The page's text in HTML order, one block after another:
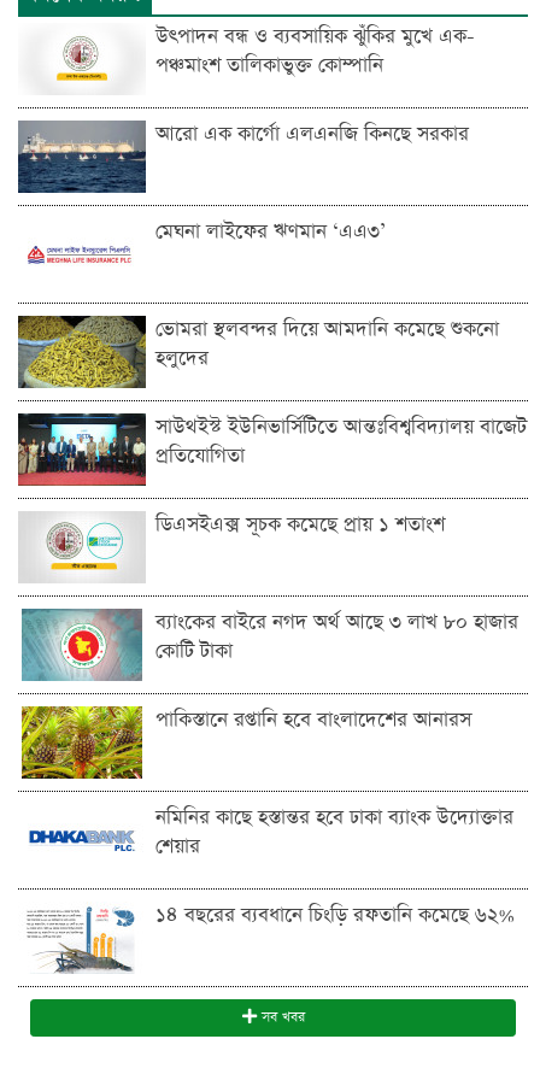
উৎপাদন বন্ধ ও ব্যবসায়িক ঝুঁকির মুখে এক-
পঞ্চমাংশ তালিকাভুক্ত কোম্পানি
আরো এক কার্গো এলএনজি কিনছে সরকার
মেঘনা লাইফের ঋণমান ‘‌এএ৩’
ভোমরা স্থলবন্দ‌র দিয়ে আমদা‌নি ক‌মে‌ছে শুকনো
হলুদের
সাউথইস্ট ইউনিভার্সিটিতে আন্তঃবিশ্ববিদ্যালয় বাজেট
প্রতিযোগিতা
ডিএসইএক্স সূচক কমেছে প্রায় ১ শতাংশ
ব্যাংকের বাইরে নগদ অর্থ আছে ৩ লাখ ৮০ হাজার
কোটি টাকা
পাকিস্তানে রপ্তানি হবে বাংলাদেশের আনারস
নমিনির কাছে হস্তান্তর হবে ঢাকা ব্যাংক উদ্যোক্তার
শেয়ার
১৪ বছরের ব্যবধানে চিংড়ি রফতানি কমেছে ৬২%
সব খবর